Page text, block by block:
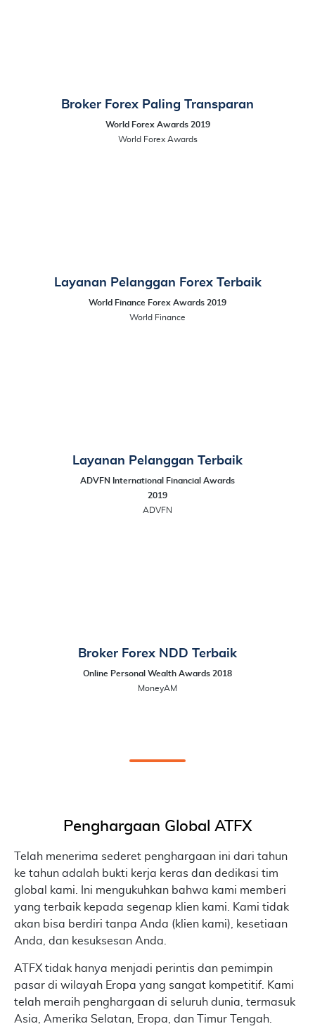
Broker Forex Paling Transparan
World Forex Awards 2019
World Forex Awards
Layanan Pelanggan Forex Terbaik
World Finance Forex Awards 2019
World Finance
Layanan Pelanggan Terbaik
ADVFN International Financial Awards
2019
ADVFN
Broker Forex NDD Terbaik
Online Personal Wealth Awards 2018
MoneyAM
Penghargaan Global ATFX
Telah menerima sederet penghargaan ini dari tahun
ke tahun adalah bukti kerja keras dan dedikasi tim
global kami. Ini mengukuhkan bahwa kami memberi
yang terbaik kepada segenap klien kami. Kami tidak
akan bisa berdiri tanpa Anda (klien kami), kesetiaan
Anda, dan kesuksesan Anda.
ATFX tidak hanya menjadi perintis dan pemimpin
pasar di wilayah Eropa yang sangat kompetitif. Kami
telah meraih penghargaan di seluruh dunia, termasuk
Asia, Amerika Selatan, Eropa, dan Timur Tengah.